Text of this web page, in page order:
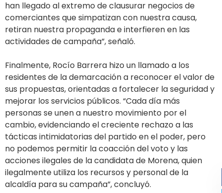
han llegado al extremo de clausurar negocios de
comerciantes que simpatizan con nuestra causa,
retiran nuestra propaganda e interfieren en las
actividades de campaña”, señaló.
Finalmente, Rocío Barrera hizo un llamado a los
residentes de la demarcación a reconocer el valor de
sus propuestas, orientadas a fortalecer la seguridad y
mejorar los servicios públicos. “Cada día más
personas se unen a nuestro movimiento por el
cambio, evidenciando el creciente rechazo a las
tácticas intimidatorias del partido en el poder, pero
no podemos permitir la coacción del voto y las
acciones ilegales de la candidata de Morena, quien
ilegalmente utiliza los recursos y personal de la
alcaldía para su campaña”, concluyó.